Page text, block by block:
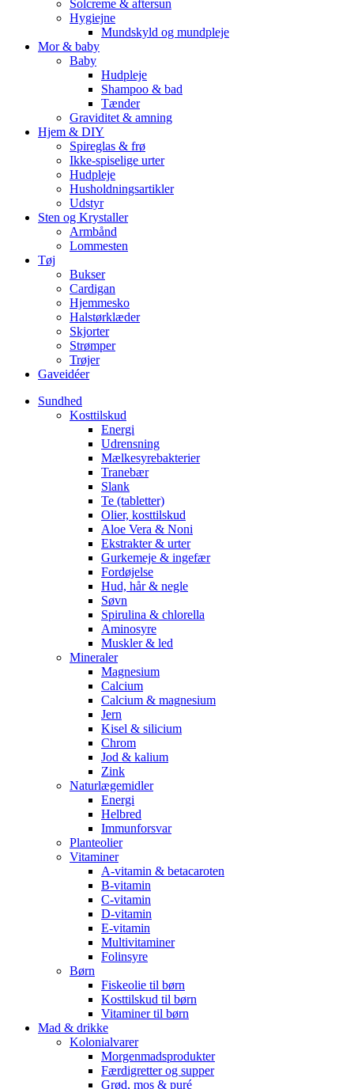
Solcreme & aftersun
Hygiejne
Mundskyld og mundpleje
Mor & baby
Baby
Hudpleje
Shampoo & bad
Tænder
Graviditet & amning
Hjem & DIY
Spireglas & frø
Ikke-spiselige urter
Hudpleje
Husholdningsartikler
Udstyr
Sten og Krystaller
Armbånd
Lommesten
Tøj
Bukser
Cardigan
Hjemmesko
Halstørklæder
Skjorter
Strømper
Trøjer
Gaveidéer
Sundhed
Kosttilskud
Energi
Udrensning
Mælkesyrebakterier
Tranebær
Slank
Te (tabletter)
Olier, kosttilskud
Aloe Vera & Noni
Ekstrakter & urter
Gurkemeje & ingefær
Fordøjelse
Hud, hår & negle
Søvn
Spirulina & chlorella
Aminosyre
Muskler & led
Mineraler
Magnesium
Calcium
Calcium & magnesium
Jern
Kisel & silicium
Chrom
Jod & kalium
Zink
Naturlægemidler
Energi
Helbred
Immunforsvar
Planteolier
Vitaminer
A-vitamin & betacaroten
B-vitamin
C-vitamin
D-vitamin
E-vitamin
Multivitaminer
Folinsyre
Børn
Fiskeolie til børn
Kosttilskud til børn
Vitaminer til børn
Mad & drikke
Kolonialvarer
Morgenmadsprodukter
Færdigretter og supper
Grød, mos & puré